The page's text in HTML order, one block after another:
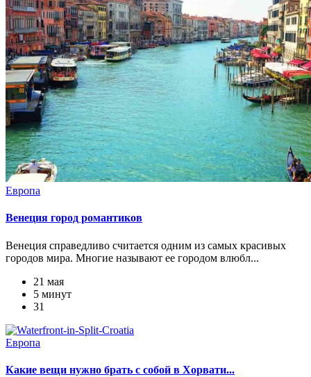
Европа
Венеция город романтиков
Венеция справедливо считается одним из самых красивых
городов мира. Многие называют ее городом влюбл...
21 мая
5 минут
31
Европа
Какие вещи нужно брать с собой в Хорвати...